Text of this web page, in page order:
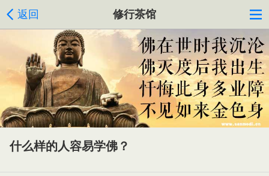
返回 修行茶馆
什么样的人容易学佛？